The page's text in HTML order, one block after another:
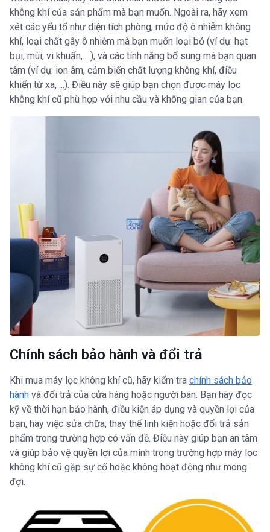
không khí của sản phẩm mà bạn muốn. Ngoài ra, hãy xem
xét các yếu tố như diện tích phòng, mức độ ô nhiễm không
khí, loại chất gây ô nhiễm mà bạn muốn loại bỏ (ví dụ: hạt
bụi, mùi, vi khuẩn,... ), và các tính năng bổ sung mà bạn quan
tâm (ví dụ: ion âm, cảm biến chất lượng không khí, điều
khiển từ xa, ...). Điều này sẽ giúp bạn chọn được máy lọc
không khí cũ phù hợp với nhu cầu và không gian của bạn.
Chính sách bảo hành và đổi trả
Khi mua máy lọc không khí cũ, hãy kiểm tra chính sách bảo
hành và đổi trả của cửa hàng hoặc người bán. Bạn hãy đọc
kỹ về thời hạn bảo hành, điều kiện áp dụng và quyền lợi của
bạn, hay việc sửa chữa, thay thế linh kiện hoặc đổi trả sản
phẩm trong trường hợp có vấn đề. Điều này giúp bạn an tâm
và giúp bảo vệ quyền lợi của mình trong trường hợp máy lọc
không khí cũ gặp sự cố hoặc không hoạt động như mong
đợi.